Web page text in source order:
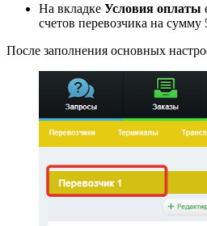
На вкладке Условия оплаты
счетов перевозчика на сумму
После заполнения основных